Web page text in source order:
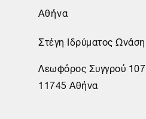
Αθήνα
Στέγη Ιδρύματος Ωνάση
Λεωφόρος Συγγρού 107
11745 Αθήνα